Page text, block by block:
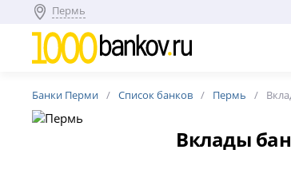
Пермь
Банки Перми Список банков Пермь
Вклады